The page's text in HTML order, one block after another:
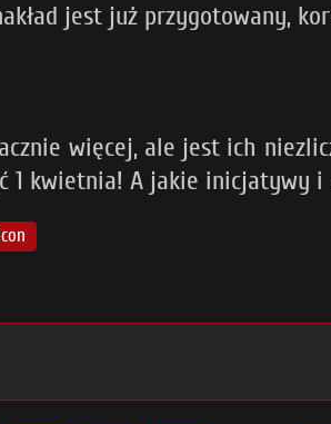
jest już przygotowany,
więcej, ale jest ich
1 kwietnia! A jakie inicjatywy